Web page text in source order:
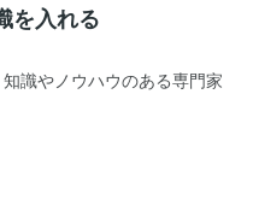
を入れる
識やノウハウのある専門家